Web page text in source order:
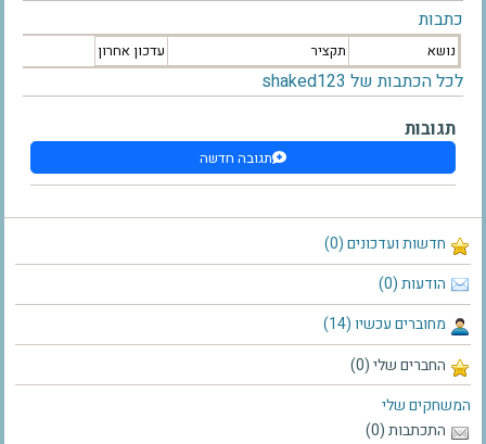
חדשות ועדכונים (0)
הודעות (0)
מחוברים עכשיו (14)
החברים שלי (0)
המשחקים שלי
התכתבות (0)
כתבות
נושא תקציר עדכון אחרון
לכל הכתבות של shaked123
תגובות
תגובה חדשה